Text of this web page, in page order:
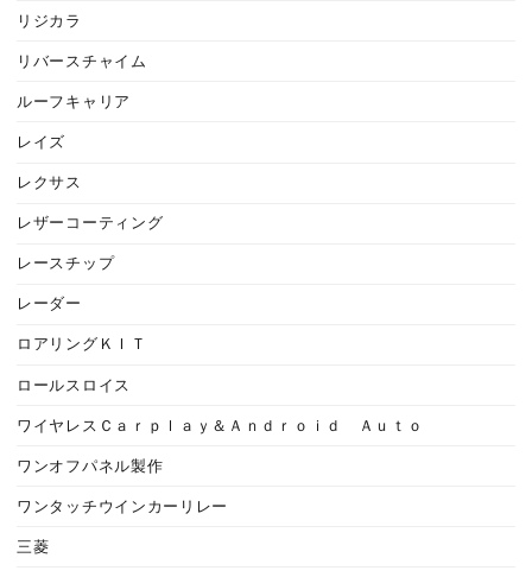
リジカラ
リバースチャイム
ルーフキャリア
レイズ
レクサス
レザーコーティング
レースチップ
レーダー
ロアリングＫＩＴ
ロールスロイス
ワイヤレスＣａｒｐｌａｙ＆Ａｎｄｒｏｉｄ Ａｕｔｏ
ワンオフパネル製作
ワンタッチウインカーリレー
三菱